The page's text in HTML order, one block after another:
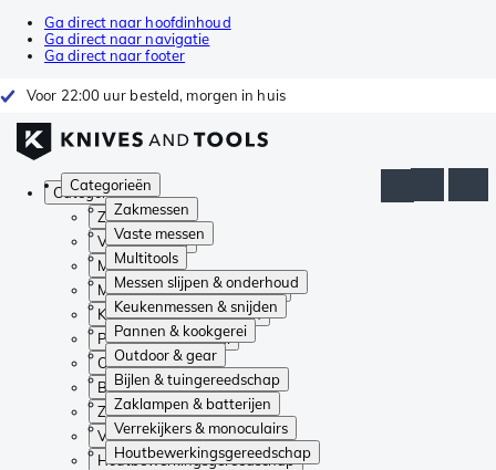
Ga direct naar hoofdinhoud
Ga direct naar navigatie
Ga direct naar footer
Voor 22:00 uur besteld, morgen in huis
Categorieën
Zakmessen
Vaste messen
Multitools
Messen slijpen & onderhoud
Keukenmessen & snijden
Pannen & kookgerei
Outdoor & gear
Bijlen & tuingereedschap
Zaklampen & batterijen
Verrekijkers & monoculairs
Houtbewerkingsgereedschap
Categorieën
Zakmessen
Vaste messen
Multitools
Messen slijpen & onderhoud
Keukenmessen & snijden
Pannen & kookgerei
Outdoor & gear
Bijlen & tuingereedschap
Zaklampen & batterijen
Verrekijkers & monoculairs
Houtbewerkingsgereedschap